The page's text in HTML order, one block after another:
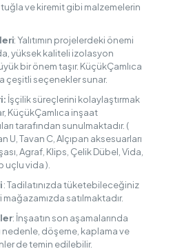
ve kiremit gibi malzemelerin
: Yalıtımın projelerdeki önemi
yüksek kaliteli izolasyon
bir önem taşır. KüçükÇamlıca
çeşitli seçenekler sunar.
İşçilik süreçlerini kolaylaştırmak
KüçükÇamlıca inşaat
tarafından sunulmaktadır. (
U, Tavan C, Alçıpan aksesuarları
Agraf, Klips, Çelik Dübel, Vida,
uçlu vida ).
: Tadilatınızda tüketebileceğiniz
satılmaktadır.
: İnşaatın son aşamalarında
nedenle, döşeme, kaplama ve
de temin edilebilir.